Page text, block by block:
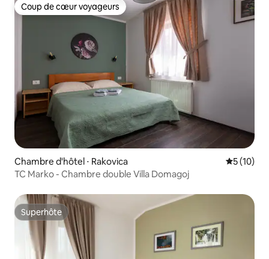
Coup de cœur voyageurs
Coup de cœur voyageurs
Chambre d'hôtel ⋅ Rakovica
5 (10)
TC Marko - Chambre double Villa Domagoj
Superhôte
Superhôte